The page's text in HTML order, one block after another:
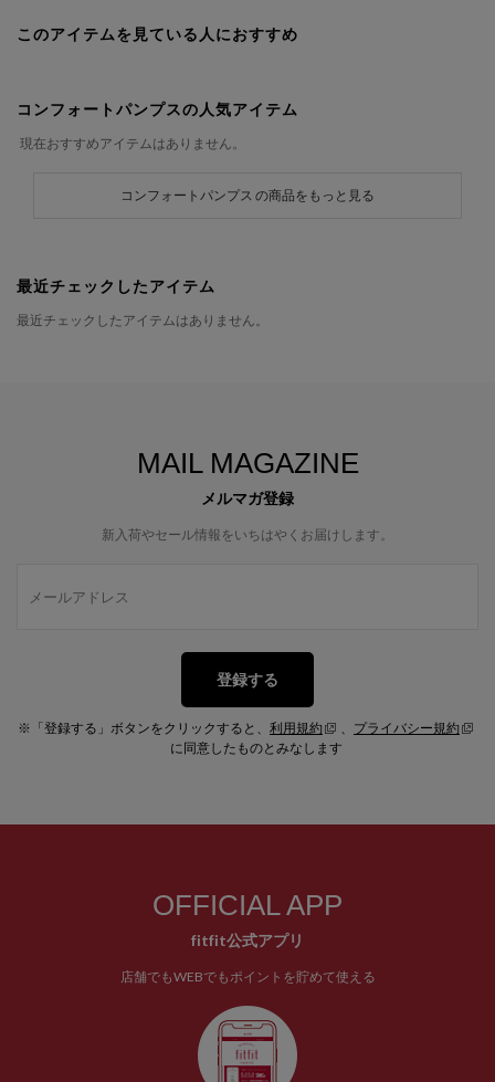
このアイテムを見ている人におすすめ
コンフォートパンプスの人気アイテム
現在おすすめアイテムはありません。
コンフォートパンプス の商品をもっと見る
最近チェックしたアイテム
最近チェックしたアイテムはありません。
MAIL MAGAZINE
メルマガ登録
新入荷やセール情報をいちはやくお届けします。
登録する
※「登録する」ボタンをクリックすると、 利用規約 、 プライバシー規約
に同意したものとみなします
OFFICIAL APP
fitfit公式アプリ
店舗でもWEBでもポイントを貯めて使える